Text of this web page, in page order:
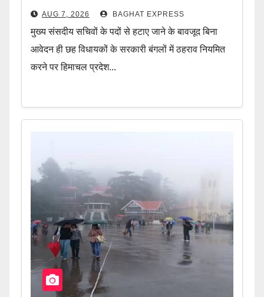
AUG 7, 2026 BAGHAT EXPRESS
मुख्य संसदीय सचिवों के पदों से हटाए जाने के बावजूद बिना
आवेदन ही छह विधायकों के सरकारी बंगलों में ठहराव नियमित
करने पर हिमाचल प्रदेश...